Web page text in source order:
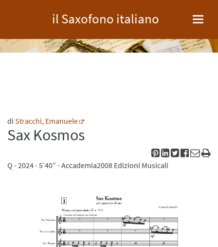
il Saxofono italiano
di Stracchi, Emanuele
Sax Kosmos
Q - 2024 - 5’40” -Accademia2008 Edizioni Musicali